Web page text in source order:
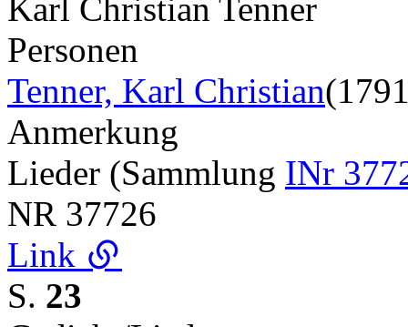
Karl Christian Tenner
Personen
Tenner, Karl Christian
Anmerkung
Lieder (Sammlung INr
NR 37726
Link
S. 23